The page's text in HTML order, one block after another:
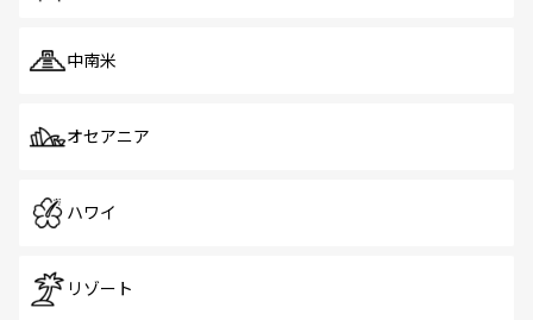
中南米
オセアニア
ハワイ
リゾート